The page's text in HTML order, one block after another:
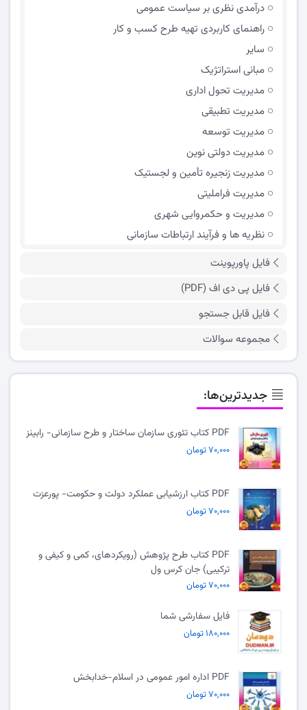
درآمدی نظری بر سیاست عمومی
راهنمای کاربردی تهیه طرح کسب و کار
سایر
مبانی استراتژیک
مدیریت تحول اداری
مدیریت تطبیقی
مدیریت توسعه
مدیریت دولتی نوین
مدیریت زنجیره تأمین و لجستیک
مدیریت فراملیتی
مدیریت و حکمروایی شهری
نظریه ها و فرآیند ارتباطات سازمانی
فایل پاورپوینت
فایل پی دی اف (PDF)
فایل قابل جستجو
مجموعه سوالات
جدیدترین‌ها:
PDF کتاب تئوری سازمان ساختار و طرح سازمانی- رابینز
۷۰,۰۰۰ تومان
PDF کتاب ارزشیابی عملکرد دولت و حکومت- پورعزت
۷۰,۰۰۰ تومان
PDF کتاب طرح پژوهش (رویکردهای، کمی و کیفی و
ترکیبی) جان کرس ول
۷۰,۰۰۰ تومان
فایل سفارشی شما
۱۸۰,۰۰۰ تومان
PDF اداره امور عمومی در اسلام-خدابخش
۷۰,۰۰۰ تومان